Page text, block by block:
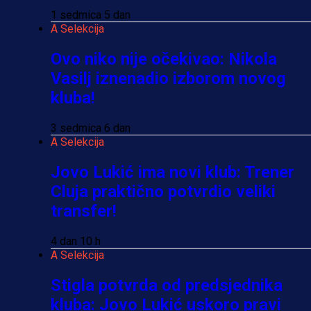
1 sedmica 5 dan
A Selekcija
Ovo niko nije očekivao: Nikola
Vasilj iznenadio izborom novog
kluba!
3 sedmica 6 dan
A Selekcija
Jovo Lukić ima novi klub: Trener
Cluja praktično potvrdio veliki
transfer!
4 dan 10 h
A Selekcija
Stigla potvrda od predsjednika
kluba: Jovo Lukić uskoro pravi